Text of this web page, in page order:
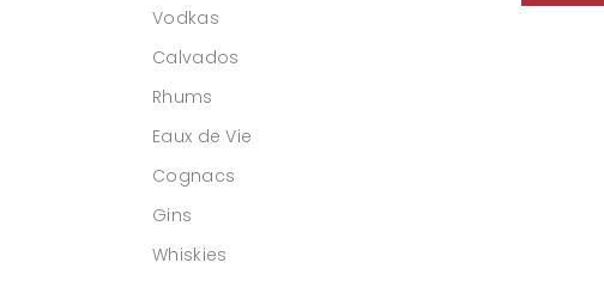
Vodkas
Calvados
Rhums
Eaux de Vie
Cognacs
Gins
Whiskies